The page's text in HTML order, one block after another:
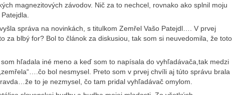
magnezitových závodov. Nič za to nechcel, rovnako ako splnil moju
správa na novinkách, s titulkom Zemřel Vašo Patejdl…. V prvej
za blbý for? Bol to článok za diskusiou, tak som si neuvedomila, že toto
hľadala iné meno a keď som to napísala do vyhľadávača,tak medzi
bol nesmysel. Preto som v prvej chvíli aj túto správu brala
to je nezmysel, čo tam pridal vyhľadávač omylom.